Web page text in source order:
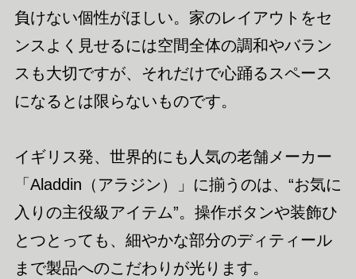
負けない個性がほしい。家のレイアウトをセ
ンスよく見せるには空間全体の調和やバラン
スも大切ですが、それだけで心踊るスペース
になるとは限らないものです。
イギリス発、世界的にも人気の老舗メーカー
「Aladdin（アラジン）」に揃うのは、“お気に
入りの主役級アイテム”。操作ボタンや装飾ひ
とつとっても、細やかな部分のディティール
まで製品へのこだわりが光ります。